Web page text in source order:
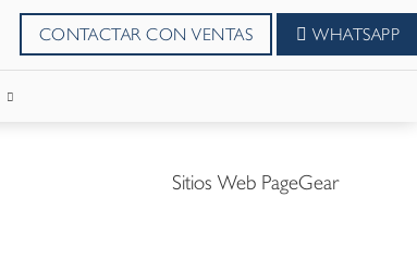
CONTACTAR CON VENTAS WHATSAPP
Sitios Web PageGear